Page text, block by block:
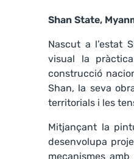
Shan State,
Nascut a l’estat
visual la
construcció
Shan, la seva
territorials i les
Mitjançant la
desenvolupa
mecanismes